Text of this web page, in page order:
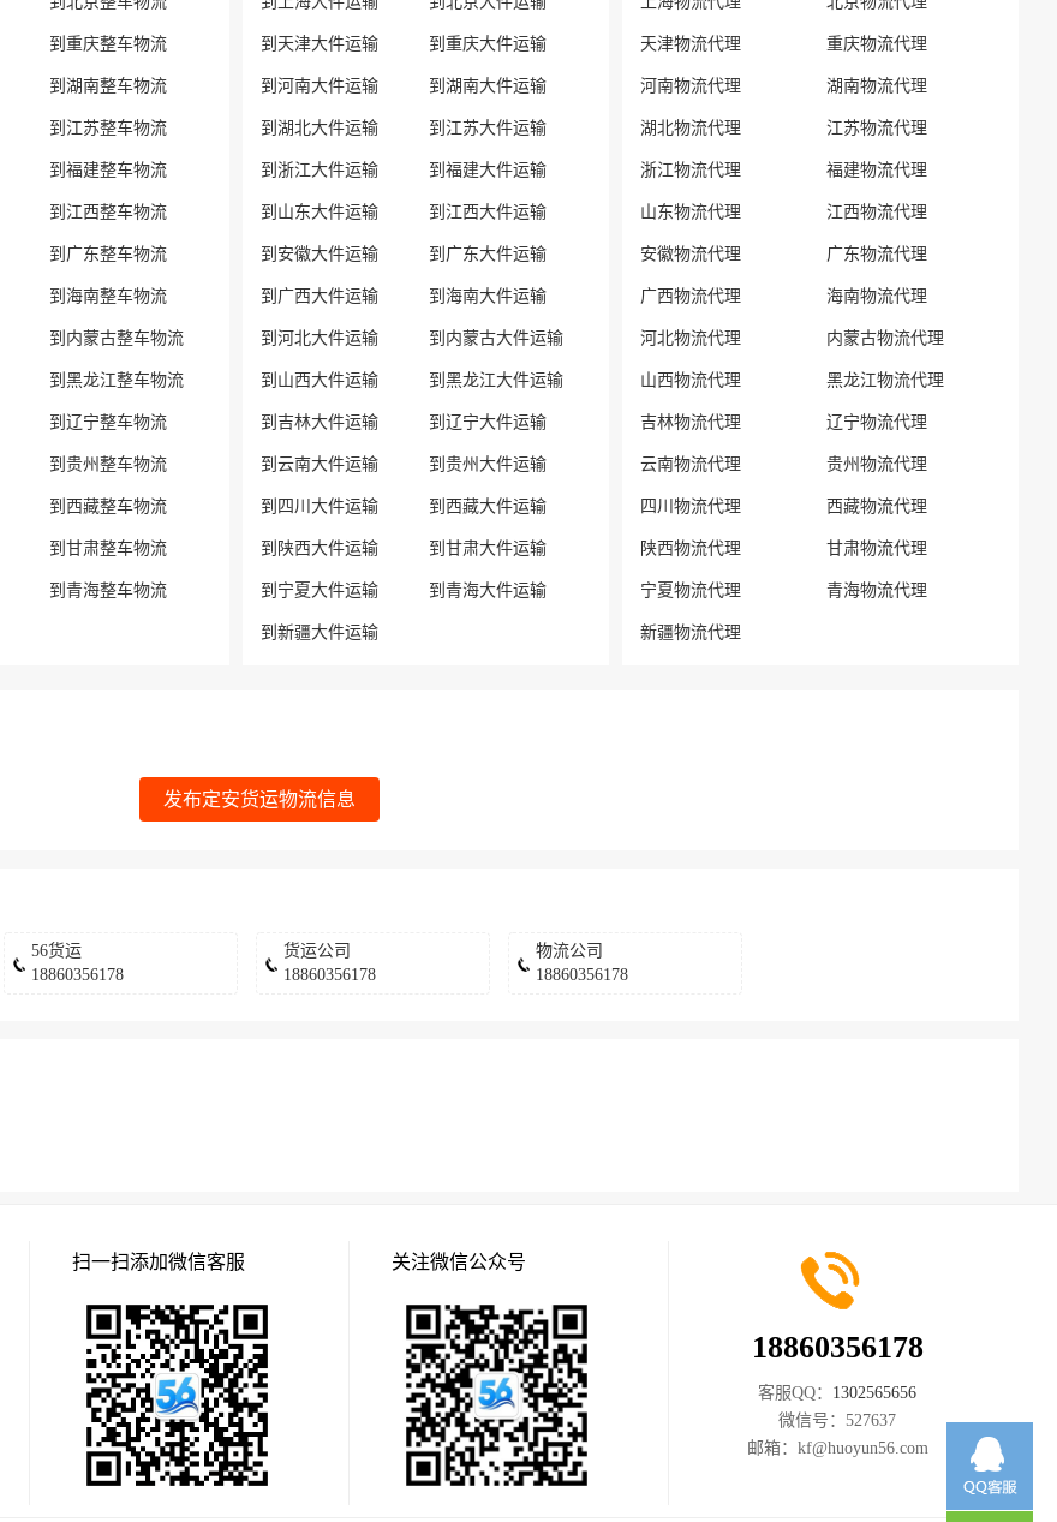
到重庆整车物流
到湖南整车物流
到江苏整车物流
到福建整车物流
到江西整车物流
到广东整车物流
到海南整车物流
到内蒙古整车物流
到黑龙江整车物流
到辽宁整车物流
到贵州整车物流
到西藏整车物流
到甘肃整车物流
到青海整车物流
到天津大件运输 到重庆大件运输
到河南大件运输 到湖南大件运输
到湖北大件运输 到江苏大件运输
到浙江大件运输 到福建大件运输
到山东大件运输 到江西大件运输
到安徽大件运输 到广东大件运输
到广西大件运输 到海南大件运输
到河北大件运输 到内蒙古大件运输
到山西大件运输 到黑龙江大件运输
到吉林大件运输 到辽宁大件运输
到云南大件运输 到贵州大件运输
到四川大件运输 到西藏大件运输
到陕西大件运输 到甘肃大件运输
到宁夏大件运输 到青海大件运输
到新疆大件运输
天津物流代理 重庆物流代理
河南物流代理 湖南物流代理
湖北物流代理 江苏物流代理
浙江物流代理 福建物流代理
山东物流代理 江西物流代理
安徽物流代理 广东物流代理
广西物流代理 海南物流代理
河北物流代理 内蒙古物流代理
山西物流代理 黑龙江物流代理
吉林物流代理 辽宁物流代理
云南物流代理 贵州物流代理
四川物流代理 西藏物流代理
陕西物流代理 甘肃物流代理
宁夏物流代理 青海物流代理
新疆物流代理
发布定安货运物流信息
56货运
18860356178
货运公司
18860356178
物流公司
18860356178
扫一扫添加微信客服 关注微信公众号
18860356178
客服QQ： 1302565656
微信号： 527637
邮箱： kf@huoyun56.com